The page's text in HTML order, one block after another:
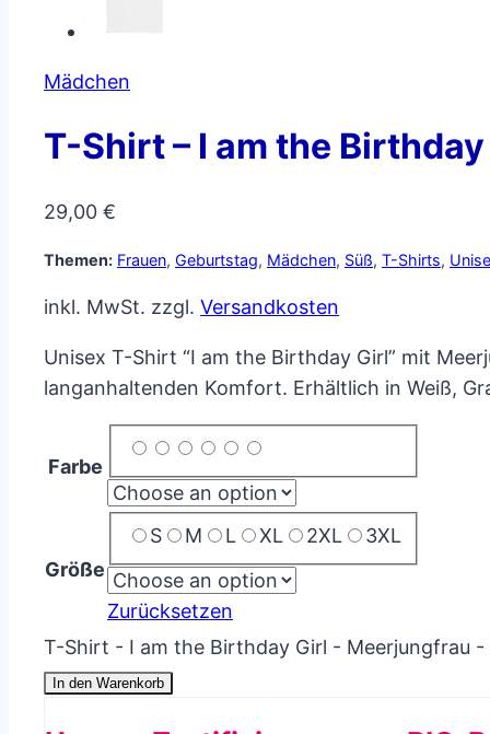
Mädchen
T-Shirt – I am the
29,00 €
Themen: Frauen, Geburtstag, Mädchen, Süß, T-Shirts,
inkl. MwSt. zzgl. Versandkosten
Unisex T-Shirt “I am the Birthday Girl” mit
langanhaltenden Komfort. Erhältlich in Weiß,
Farbe
Größe
S M L XL 2XL 3XL
Zurücksetzen
T-Shirt - I am the Birthday Girl - Meerjungfrau -
In den Warenkorb